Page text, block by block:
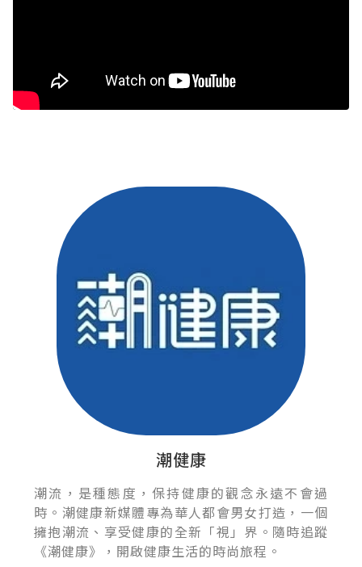
潮健康
潮流，是種態度，保持健康的觀念永遠不會過
時。潮健康新媒體專為華人都會男女打造，一個
擁抱潮流、享受健康的全新「視」界。隨時追蹤
《潮健康》，開啟健康生活的時尚旅程。